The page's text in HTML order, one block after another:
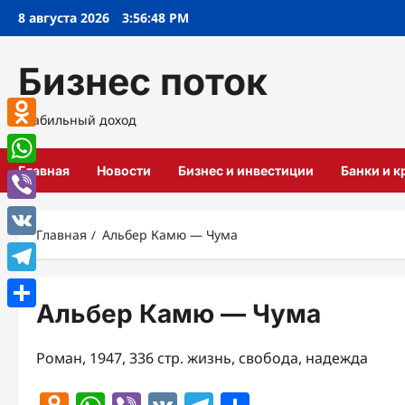
Перейти
8 августа 2026 3:56:48 PM
Бизнес поток
Стабильный доход
Главная Новости Бизнес и инвестиции Банки и
Главная Альбер Камю — Чума
Альбер Камю — Чума
Роман, 1947, 336 стр. жизнь, свобода, надежда
Odnoklassniki
WhatsApp
Viber
VK
Telegram
Отправить